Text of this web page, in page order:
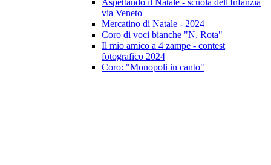
Aspettando il Natale - scuola dell'Infanzia
via Veneto
Mercatino di Natale - 2024
Coro di voci bianche "N. Rota"
Il mio amico a 4 zampe - contest
fotografico 2024
Coro: "Monopoli in canto"